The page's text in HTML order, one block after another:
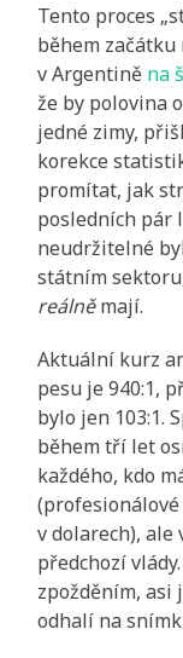
Tento proces
během
v Argentině na
že by polovina
jedné zimy,
korekce
promítat, jak
posledních pár
neudržitelné
státním
reálněmají.
Aktuální kurz
pesu je 940:1,
bylo jen 103:1.
během tří let
každého, kdo
v dolarech), ale
předchozí
zpožděním, asi
odhalí na